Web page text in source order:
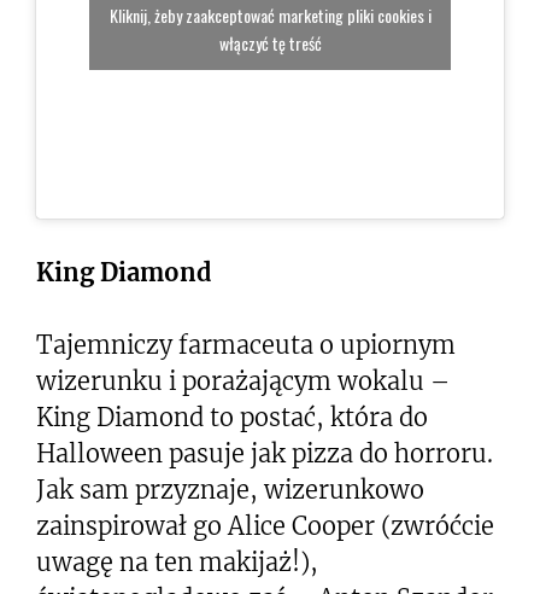
Kliknij, żeby zaakceptować marketing pliki cookies i
włączyć tę treść
King Diamond
Tajemniczy farmaceuta o upiornym
wizerunku i porażającym wokalu –
King Diamond to postać, która do
Halloween pasuje jak pizza do horroru.
Jak sam przyznaje, wizerunkowo
zainspirował go Alice Cooper (zwróćcie
uwagę na ten makijaż!),